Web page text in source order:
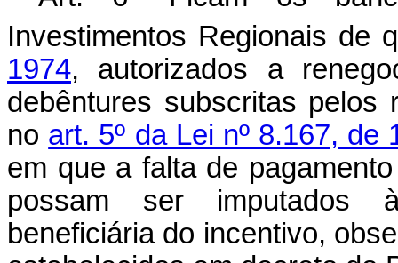
Investimentos Regionais de
1974, autorizados a
debêntures subscritas pelos
no art. 5º da Lei nº 8.167, de
em que a falta de
possam ser imputados
beneficiária do incentivo,